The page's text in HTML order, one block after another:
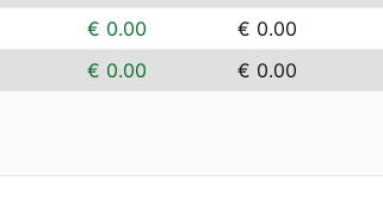
€ 0.00 € 0.00
€ 0.00 € 0.00